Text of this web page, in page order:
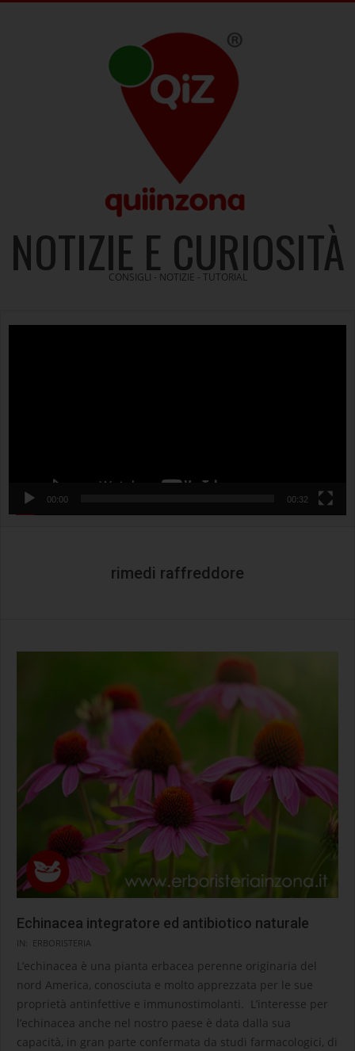
NOTIZIE E CURIOSITÀ
CONSIGLI - NOTIZIE - TUTORIAL
00:00 00:32
rimedi raffreddore
Echinacea integratore ed antibiotico naturale
2020-
09-
10
IN: ERBORISTERIA
L’echinacea è una pianta erbacea perenne originaria del
nord America, conosciuta e molto apprezzata per le sue
proprietà antinfettive e immunostimolanti. L’interesse per
l’echinacea anche nel nostro paese è data dalla sua
capacità, in gran parte confermata da studi farmacologici, di